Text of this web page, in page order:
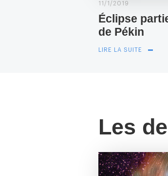
11/1/2019
Éclipse
de Pékin
LIRE LA SUITE
Les